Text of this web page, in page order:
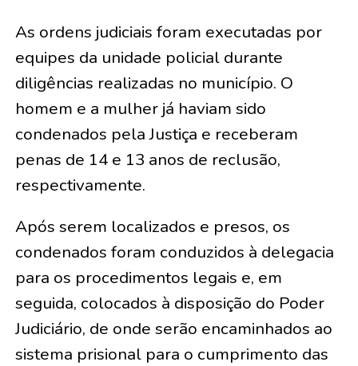
As ordens judiciais foram executadas por
equipes da unidade policial durante
diligências realizadas no município. O
homem e a mulher já haviam sido
condenados pela Justiça e receberam
penas de 14 e 13 anos de reclusão,
respectivamente.
Após serem localizados e presos, os
condenados foram conduzidos à delegacia
para os procedimentos legais e, em
seguida, colocados à disposição do Poder
Judiciário, de onde serão encaminhados ao
sistema prisional para o cumprimento das